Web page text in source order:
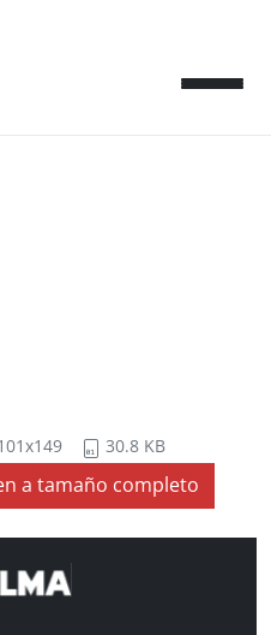
30.8 KB
a tamaño completo